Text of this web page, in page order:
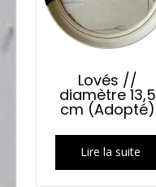
Lovés //
diamètre 13,5
cm (Adopté)
Lire la suite